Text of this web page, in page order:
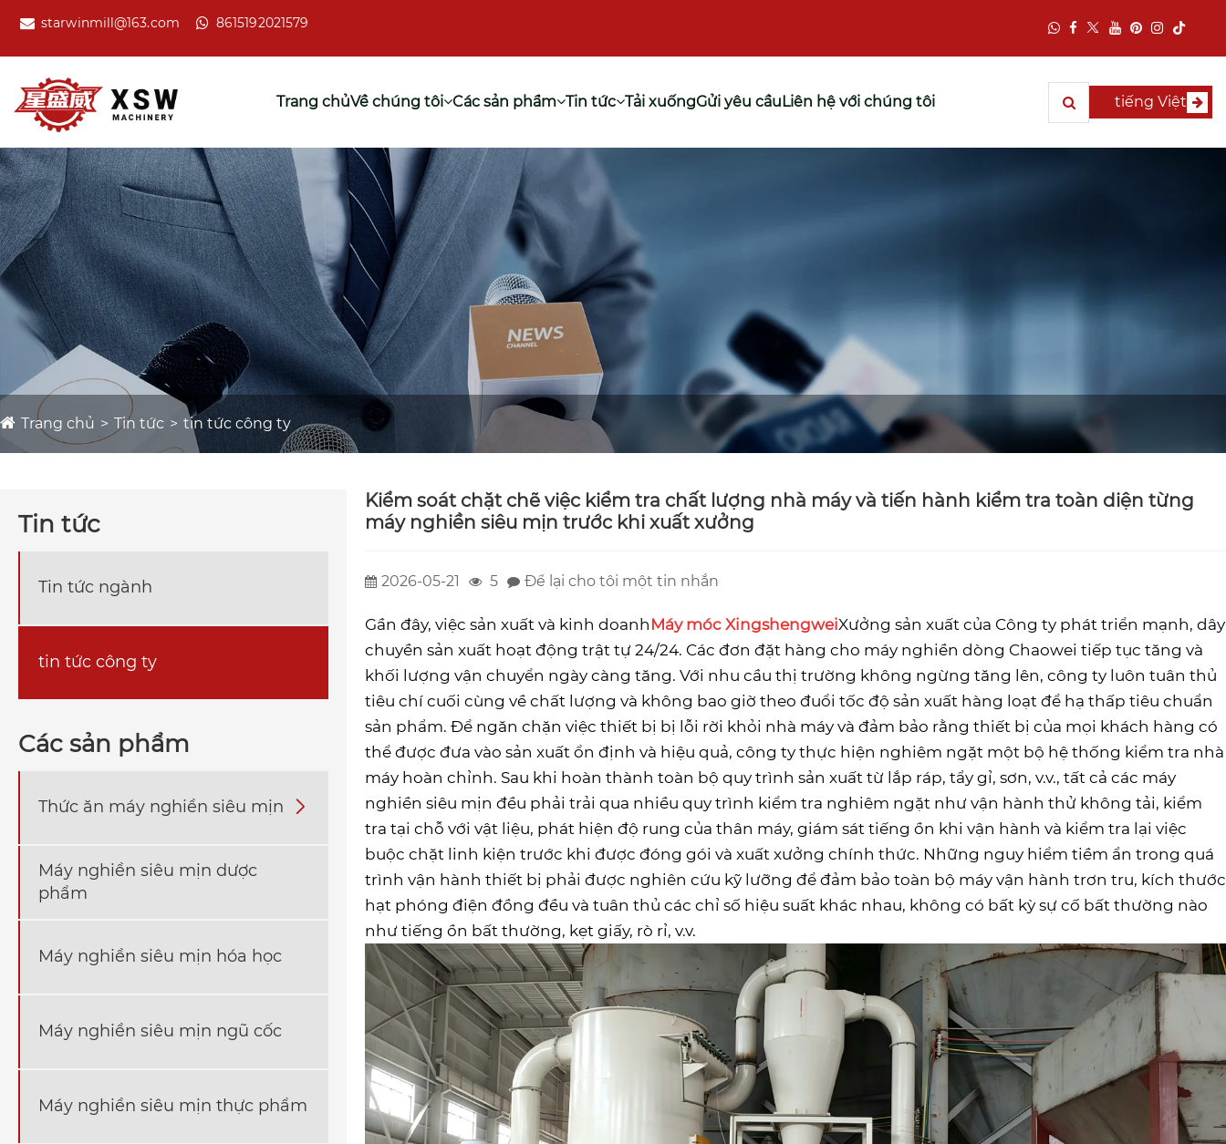
starwinmill@163.com 8615192021579
Trang chủVề chúng tôi Các sản phẩm Tin tức Tải xuốngGửi yêu cầuLiên hệ với chúng tôi tiếng Việt
Trang chủ Tin tức tin tức công ty
Tin tức
Tin tức ngành
tin tức công ty
Các sản phẩm
Thức ăn máy nghiền siêu mịn 
Máy nghiền siêu mịn dược
phẩm
Máy nghiền siêu mịn hóa học
Máy nghiền siêu mịn ngũ cốc
Máy nghiền siêu mịn thực phẩm
Kiểm soát chặt chẽ việc kiểm tra chất lượng nhà máy và tiến hành kiểm tra toàn diện từng
máy nghiền siêu mịn trước khi xuất xưởng
2026-05-21 5 Để lại cho tôi một tin nhắn
Gần đây, việc sản xuất và kinh doanh Máy móc XingshengweiXưởng sản xuất của Công ty phát triển mạnh, dây
chuyền sản xuất hoạt động trật tự 24/24. Các đơn đặt hàng cho máy nghiền dòng Chaowei tiếp tục tăng và
khối lượng vận chuyển ngày càng tăng. Với nhu cầu thị trường không ngừng tăng lên, công ty luôn tuân thủ
tiêu chí cuối cùng về chất lượng và không bao giờ theo đuổi tốc độ sản xuất hàng loạt để hạ thấp tiêu chuẩn
sản phẩm. Để ngăn chặn việc thiết bị bị lỗi rời khỏi nhà máy và đảm bảo rằng thiết bị của mọi khách hàng có
thể được đưa vào sản xuất ổn định và hiệu quả, công ty thực hiện nghiêm ngặt một bộ hệ thống kiểm tra nhà
máy hoàn chỉnh. Sau khi hoàn thành toàn bộ quy trình sản xuất từ ​​lắp ráp, tẩy gỉ, sơn, v.v., tất cả các máy
nghiền siêu mịn đều phải trải qua nhiều quy trình kiểm tra nghiêm ngặt như vận hành thử không tải, kiểm
tra tại chỗ với vật liệu, phát hiện độ rung của thân máy, giám sát tiếng ồn khi vận hành và kiểm tra lại việc
buộc chặt linh kiện trước khi được đóng gói và xuất xưởng chính thức. Những nguy hiểm tiềm ẩn trong quá
trình vận hành thiết bị phải được nghiên cứu kỹ lưỡng để đảm bảo toàn bộ máy vận hành trơn tru, kích thước
hạt phóng điện đồng đều và tuân thủ các chỉ số hiệu suất khác nhau, không có bất kỳ sự cố bất thường nào
như tiếng ồn bất thường, kẹt giấy, rò rỉ, v.v.